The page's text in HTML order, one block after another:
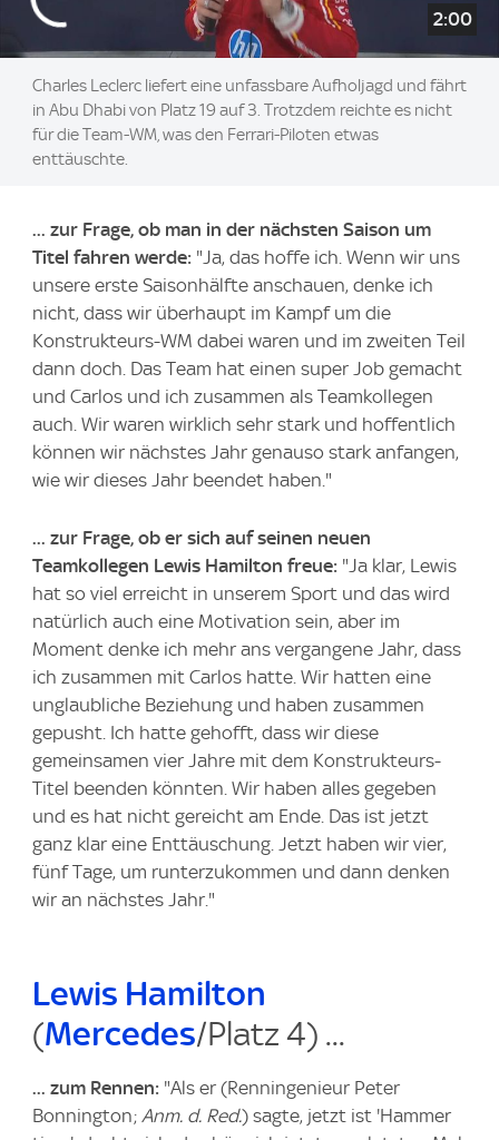
2:00
Charles Leclerc liefert eine unfassbare Aufholjagd und fährt
in Abu Dhabi von Platz 19 auf 3. Trotzdem reichte es nicht
für die Team-WM, was den Ferrari-Piloten etwas
enttäuschte.
... zur Frage, ob man in der nächsten Saison um
Titel fahren werde: "Ja, das hoffe ich. Wenn wir uns
unsere erste Saisonhälfte anschauen, denke ich
nicht, dass wir überhaupt im Kampf um die
Konstrukteurs-WM dabei waren und im zweiten Teil
dann doch. Das Team hat einen super Job gemacht
und Carlos und ich zusammen als Teamkollegen
auch. Wir waren wirklich sehr stark und hoffentlich
können wir nächstes Jahr genauso stark anfangen,
wie wir dieses Jahr beendet haben."
... zur Frage, ob er sich auf seinen neuen
Teamkollegen Lewis Hamilton freue: "Ja klar, Lewis
hat so viel erreicht in unserem Sport und das wird
natürlich auch eine Motivation sein, aber im
Moment denke ich mehr ans vergangene Jahr, dass
ich zusammen mit Carlos hatte. Wir hatten eine
unglaubliche Beziehung und haben zusammen
gepusht. Ich hatte gehofft, dass wir diese
gemeinsamen vier Jahre mit dem Konstrukteurs-
Titel beenden könnten. Wir haben alles gegeben
und es hat nicht gereicht am Ende. Das ist jetzt
ganz klar eine Enttäuschung. Jetzt haben wir vier,
fünf Tage, um runterzukommen und dann denken
wir an nächstes Jahr."
Lewis Hamilton
(Mercedes/Platz 4) ...
... zum Rennen: "Als er (Renningenieur Peter
Bonnington; Anm. d. Red.) sagte, jetzt ist 'Hammer